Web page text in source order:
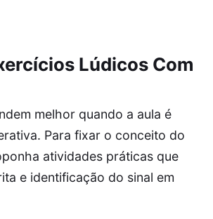
Lúdicos Com
melhor quando a aula é
Para fixar o conceito do
atividades práticas que
e identificação do sinal em